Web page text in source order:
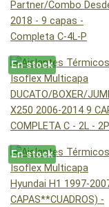
En stock
En stock